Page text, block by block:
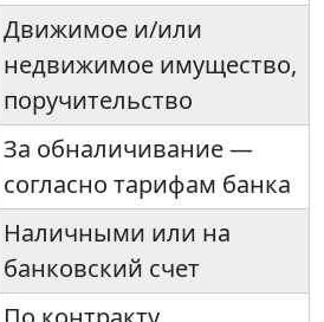
Движимое и/или
недвижимое имущество,
поручительство
За обналичивание —
согласно тарифам банка
Наличными или на
банковский счет